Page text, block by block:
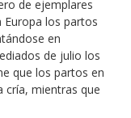
de ejemplares
Europa los partos
en
de julio los
que los partos en
cría, mientras que